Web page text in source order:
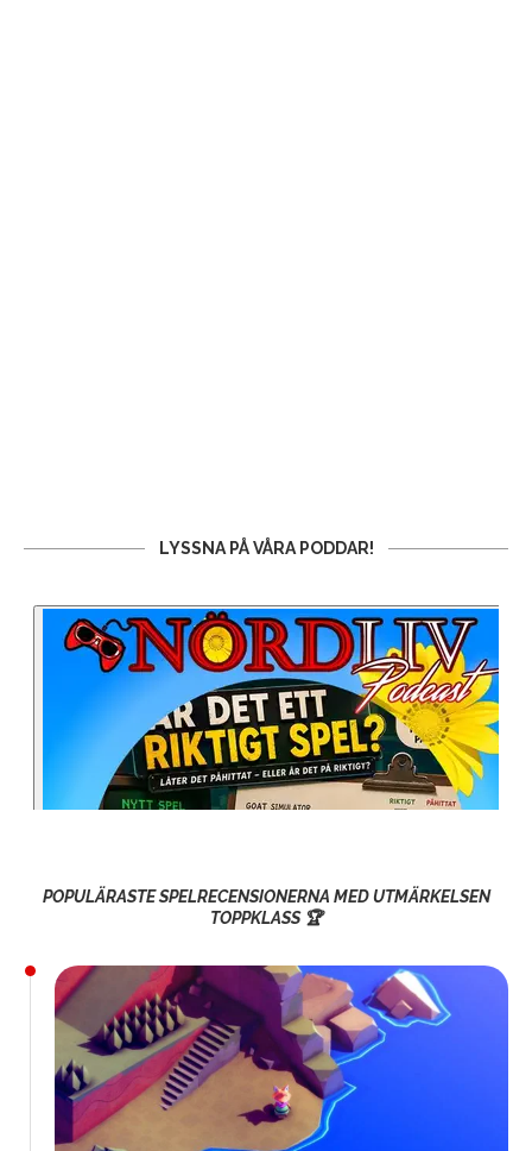
LYSSNA PÅ VÅRA PODDAR!
POPULÄRASTE SPELRECENSIONERNA MED UTMÄRKELSEN
TOPPKLASS 🏆